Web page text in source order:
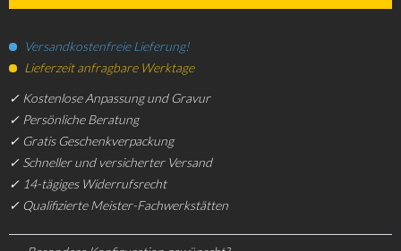
Versandkostenfreie Lieferung!
Lieferzeit anfragbare Werktage
✓ Kostenlose Anpassung und Gravur
✓ Persönliche Beratung
✓ Gratis Geschenkverpackung
✓ Schneller und versicherter Versand
✓ 14-tägiges Widerrufsrecht
✓ Qualifizierte Meister-Fachwerkstätten